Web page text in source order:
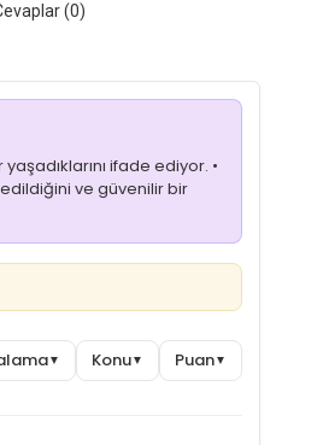
(0)
ifade ediyor. •
edildiğini ve güvenilir bir
▼ Konu▼ Puan▼